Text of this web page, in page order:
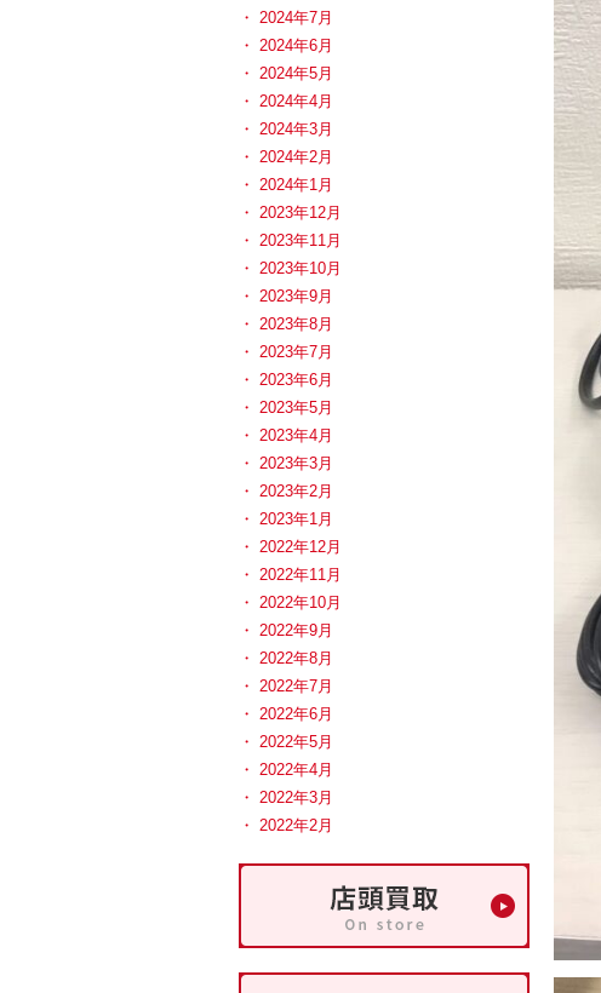
2024年7月
2024年6月
2024年5月
2024年4月
2024年3月
2024年2月
2024年1月
2023年12月
2023年11月
2023年10月
2023年9月
2023年8月
2023年7月
2023年6月
2023年5月
2023年4月
2023年3月
2023年2月
2023年1月
2022年12月
2022年11月
2022年10月
2022年9月
2022年8月
2022年7月
2022年6月
2022年5月
2022年4月
2022年3月
2022年2月